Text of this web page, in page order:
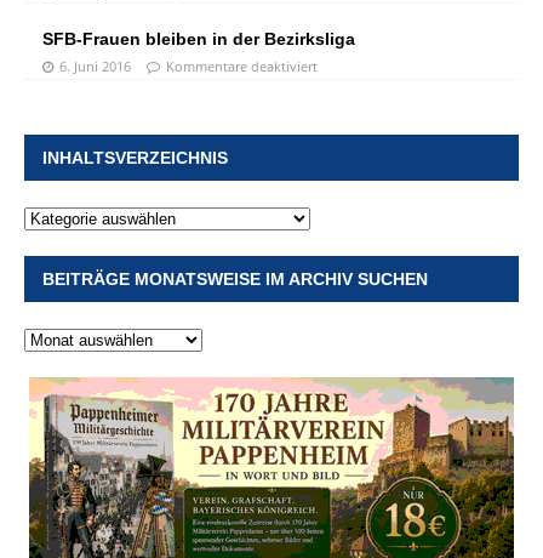
SFB-Frauen bleiben in der Bezirksliga
6. Juni 2016 Kommentare deaktiviert
INHALTSVERZEICHNIS
BEITRÄGE MONATSWEISE IM ARCHIV SUCHEN